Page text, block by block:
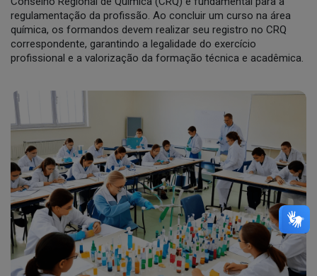
regulamentação da profissão. Ao concluir um curso na área
química, os formandos devem realizar seu registro no CRQ
correspondente, garantindo a legalidade do exercício
profissional e a valorização da formação técnica e acadêmica.